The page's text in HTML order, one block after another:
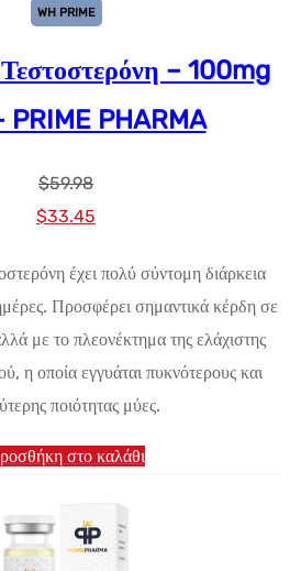
WH PRIME
– 100mg
PRIME PHARMA
$59.98
Αρχική
$59.98.
$33.45
τιμή
είναι:
$33.45.
έχει πολύ σύντομη διάρκεια
Προσφέρει σημαντικά κέρδη σε
με το πλεονέκτημα της ελάχιστης
η οποία εγγυάται πυκνότερους και
ποιότητας μύες.
στο καλάθι